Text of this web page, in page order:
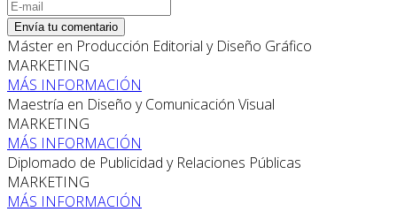
Envía tu comentario
Máster en Producción Editorial y Diseño Gráfico
MARKETING
MÁS INFORMACIÓN
Maestría en Diseño y Comunicación Visual
MARKETING
MÁS INFORMACIÓN
Diplomado de Publicidad y Relaciones Públicas
MARKETING
MÁS INFORMACIÓN